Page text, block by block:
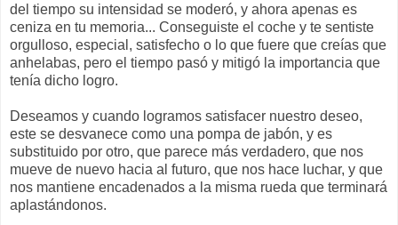
del tiempo su intensidad se moderó, y ahora apenas es
ceniza en tu memoria... Conseguiste el coche y te sentiste
orgulloso, especial, satisfecho o lo que fuere que creías que
anhelabas, pero el tiempo pasó y mitigó la importancia que
tenía dicho logro.
Deseamos y cuando logramos satisfacer nuestro deseo,
este se desvanece como una pompa de jabón, y es
substituido por otro, que parece más verdadero, que nos
mueve de nuevo hacia al futuro, que nos hace luchar, y que
nos mantiene encadenados a la misma rueda que terminará
aplastándonos.